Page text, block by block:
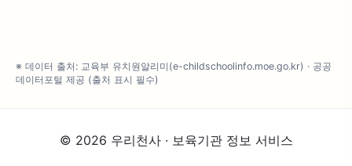
※ 데이터 출처: 교육부 유치원알리미(e-childschoolinfo.moe.go.kr) · 공공
데이터포털 제공 (출처 표시 필수)
© 2026 우리천사 · 보육기관 정보 서비스